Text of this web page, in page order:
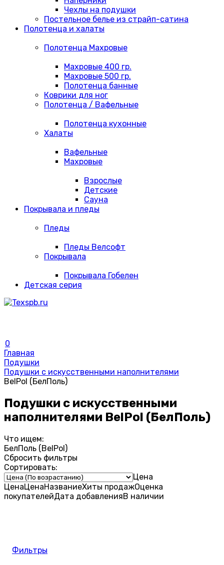
Чехлы на подушки
Постельное белье из страйп-сатина
Полотенца и халаты
Полотенца Махровые
Махровые 400 гр.
Махровые 500 гр.
Полотенца банные
Коврики для ног
Полотенца / Вафельные
Полотенца кухонные
Халаты
Вафельные
Махровые
Взрослые
Детские
Сауна
Покрывала и пледы
Пледы
Пледы Велсофт
Покрывала
Покрывала Гобелен
Детская серия
0
Главная
Подушки
Подушки с искусственными наполнителями
BelPol (БелПоль)
Подушки с искусственными
наполнителями BelPol (БелПоль)
Что ищем:
БелПоль (BelPol)
Сбросить фильтры
Сортировать:
Цена
ЦенаЦенаНазваниеХиты продажОценка
покупателейДата добавленияВ наличии
Фильтры